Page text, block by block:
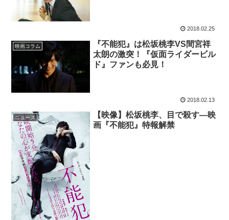
2018.02.25
映画コラム
『不能犯』は松坂桃李VS間宮祥
太朗の激突！『仮面ライダービル
ド』ファンも必見！
2018.02.13
ニュース
【映像】松坂桃李、目で殺す―映
画『不能犯』特報解禁